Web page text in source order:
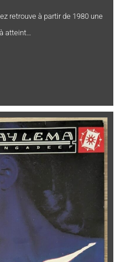
retrouve à partir de 1980 une
atteint…